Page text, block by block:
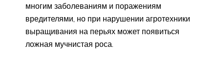
многим заболеваниям и поражениям
вредителями, но при нарушении агротехники
выращивания на перьях может появиться
ложная мучнистая роса.